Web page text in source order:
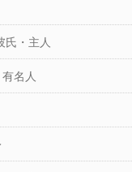
氏・主人
名人